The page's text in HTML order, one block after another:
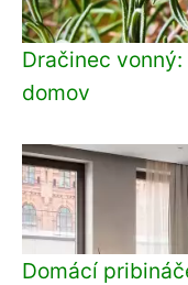
Dračinec
domov
Domácí